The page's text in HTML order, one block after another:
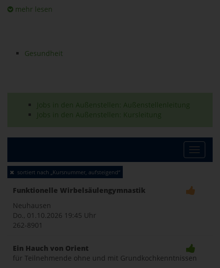
mehr lesen
Gesundheit
Jobs in den Außenstellen: Außenstellenleitung
Jobs in den Außenstellen: Kursleitung
Toggle
sortiert nach „Kursnummer, aufsteigend“
Funktionelle Wirbelsäulengymnastik
Neuhausen
Do., 01.10.2026 19:45 Uhr
262-8901
Ein Hauch von Orient
für Teilnehmende ohne und mit Grundkochkenntnissen